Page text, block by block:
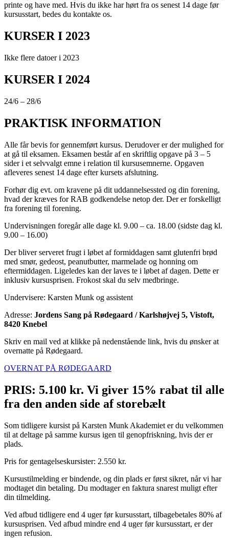
printe og have med. Hvis du ikke har hørt fra os senest 14 dage før
kursusstart, bedes du kontakte os.
KURSER I 2023
Ikke flere datoer i 2023
KURSER I 2024
24/6 – 28/6
PRAKTISK INFORMATION
Alle får bevis for gennemført kursus. Derudover er der mulighed for
at gå til eksamen. Eksamen består af en skriftlig opgave på 3 – 5
sider i et selvvalgt emne i relation til kursusemnerne. Opgaven
afleveres senest 14 dage efter kursets afslutning.
Forhør dig evt. om kravene på dit uddannelsessted og din forening,
hvad der kræves for RAB godkendelse netop der. Der er forskelligt
fra forening til forening.
Undervisningen foregår alle dage kl. 9.00 – ca. 18.00 (sidste dag kl.
9.00 – 16.00)
Der bliver serveret frugt i løbet af formiddagen samt glutenfri brød
med smør, gedeost, peanutbutter, marmelade og honning om
eftermiddagen. Ligeledes kan der laves te i løbet af dagen. Dette er
inklusiv kursusprisen. Frokost skal du selv medbringe.
Undervisere: Karsten Munk og assistent
Adresse: Jordens Sang på Rødegaard / Karlshøjvej 5, Vistoft,
8420 Knebel
Skriv en mail ved at klikke på nedenstående link, hvis du ønsker at
overnatte på Rødegaard.
OVERNAT PÅ RØDEGAARD
PRIS: 5.100 kr. Vi giver 15% rabat til alle
fra den anden side af storebælt
Som tidligere kursist på Karsten Munk Akademiet er du velkommen
til at deltage på samme kursus igen til genopfriskning, hvis der er
plads.
Pris for gentagelseskursister: 2.550 kr.
Kursustilmelding er bindende, og din plads er først sikret, når vi har
modtaget din betaling. Du modtager en faktura snarest muligt efter
din tilmelding.
Ved afbud tidligere end 4 uger før kursusstart, tilbagebetales 80% af
kursusprisen. Ved afbud mindre end 4 uger før kursusstart, er der
ingen refusion.